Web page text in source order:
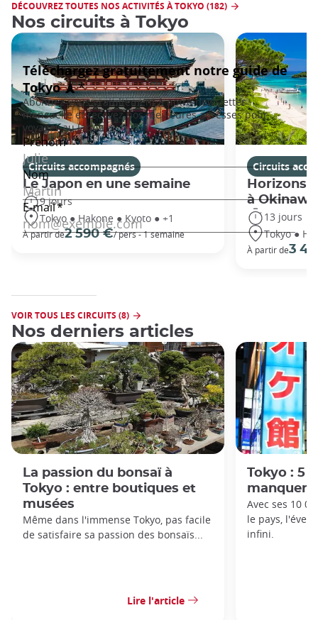
DÉCOUVREZ TOUTES NOS ACTIVITÉS À TOKYO (182)
Nos circuits à Tokyo
Circuits accompagnés
Le Japon en une semaine
9 jours
Tokyo ● Hakone ● Kyoto ● +1
À partir de2 590 €/ pers - 1 semaine
Circuits
Horizons
à Okinawa
13 jours
Tokyo ●
À partir de3
VOIR TOUS LES CIRCUITS (8)
Nos derniers articles
La passion du bonsaï à
Tokyo : entre boutiques et
musées
Même dans l'immense Tokyo, pas facile
de satisfaire sa passion des bonsaïs...
Lire l'article
Tokyo : 5
manquer
Avec ses 10
le pays,
infini.